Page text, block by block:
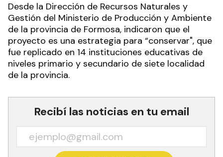
Desde la Dirección de Recursos Naturales y
Gestión del Ministerio de Producción y Ambiente
de la provincia de Formosa, indicaron que el
proyecto es una estrategia para “conservar", que
fue replicado en 14 instituciones educativas de
niveles primario y secundario de siete localidad
de la provincia.
Recibí las noticias en tu email